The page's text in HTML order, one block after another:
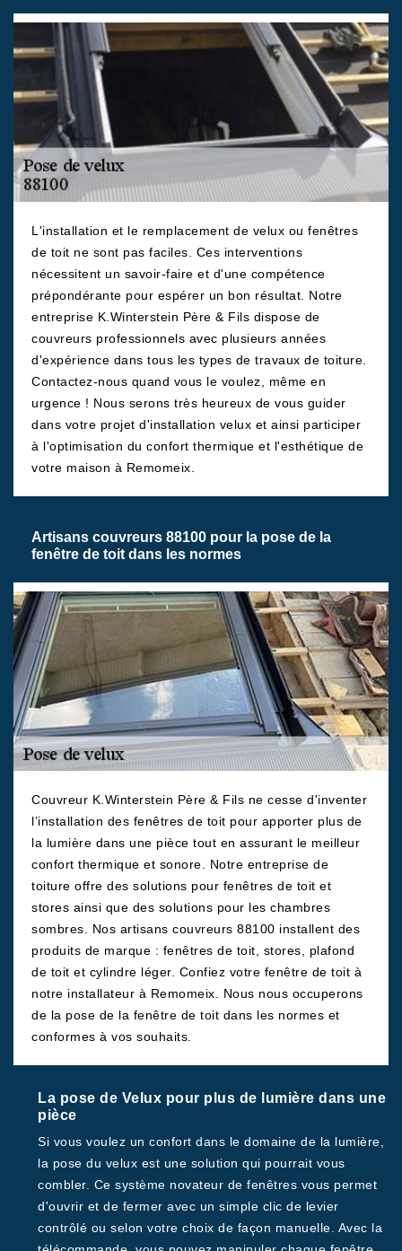
L'installation et le remplacement de velux ou fenêtres
de toit ne sont pas faciles. Ces interventions
nécessitent un savoir-faire et d'une compétence
prépondérante pour espérer un bon résultat. Notre
entreprise K.Winterstein Père & Fils dispose de
couvreurs professionnels avec plusieurs années
d'expérience dans tous les types de travaux de toiture.
Contactez-nous quand vous le voulez, même en
urgence ! Nous serons très heureux de vous guider
dans votre projet d'installation velux et ainsi participer
à l'optimisation du confort thermique et l'esthétique de
votre maison à Remomeix.
Artisans couvreurs 88100 pour la pose de la
fenêtre de toit dans les normes
Couvreur K.Winterstein Père & Fils ne cesse d'inventer
l’installation des fenêtres de toit pour apporter plus de
la lumière dans une pièce tout en assurant le meilleur
confort thermique et sonore. Notre entreprise de
toiture offre des solutions pour fenêtres de toit et
stores ainsi que des solutions pour les chambres
sombres. Nos artisans couvreurs 88100 installent des
produits de marque : fenêtres de toit, stores, plafond
de toit et cylindre léger. Confiez votre fenêtre de toit à
notre installateur à Remomeix. Nous nous occuperons
de la pose de la fenêtre de toit dans les normes et
conformes à vos souhaits.
La pose de Velux pour plus de lumière dans une
pièce
Si vous voulez un confort dans le domaine de la lumière,
la pose du velux est une solution qui pourrait vous
combler. Ce système novateur de fenêtres vous permet
d'ouvrir et de fermer avec un simple clic de levier
contrôlé ou selon votre choix de façon manuelle. Avec la